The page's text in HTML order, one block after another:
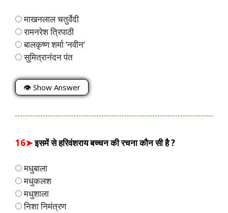
माखनलाल चतुर्वेदी
रामनरेश त्रिपाठी
बालकृष्ण शर्मा ‘नवीन’
सुमित्रानंदन पंत
👁 Show Answer
16➤इसमें से हरिवंशराय बच्चन की रचना कौन सी है ?
मधुबाला
मधुकलश
मधुशाला
निशा निमंत्रण